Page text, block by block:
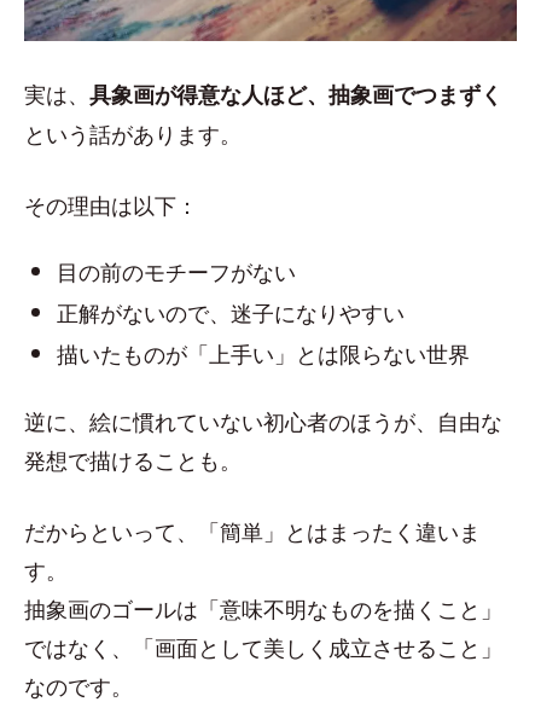
実は、 具象画が得意な人ほど、抽象画でつまずく
という話があります。
その理由は以下：
目の前のモチーフがない
正解がないので、迷子になりやすい
描いたものが「上手い」とは限らない世界
逆に、絵に慣れていない初心者のほうが、自由な
発想で描けることも。
だからといって、「簡単」とはまったく違いま
す。
抽象画のゴールは「意味不明なものを描くこと」
ではなく、「画面として美しく成立させること」
なのです。